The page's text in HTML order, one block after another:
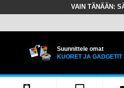
VAIN TÄNÄÄN:
Suunnittele omat
KUORET JA GADGETIT